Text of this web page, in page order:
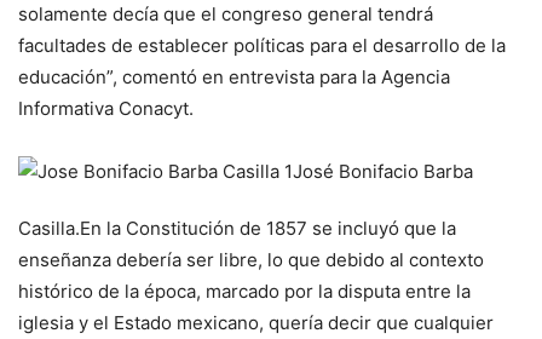
solamente decía que el congreso general tendrá
facultades de establecer políticas para el desarrollo de la
educación”, comentó en entrevista para la Agencia
Informativa Conacyt.
José Bonifacio Barba
Casilla.En la Constitución de 1857 se incluyó que la
enseñanza debería ser libre, lo que debido al contexto
histórico de la época, marcado por la disputa entre la
iglesia y el Estado mexicano, quería decir que cualquier